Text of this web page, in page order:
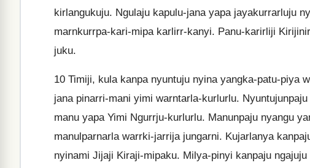
kirlangukuju. Ngulaju kapulu-jana yapa jayakurrarluju
marnkurrpa-kari-mipa karlirr-kanyi. Panu-karirliji
juku.
10 Timiji, kula kanpa nyuntuju nyina yangka-patu-piya
jana pinarri-mani yimi warntarla-kurlurlu.
manu yapa Yimi Ngurrju-kurlurlu. Manunpaju nyangu
manulparnarla warrki-jarrija jungarni. Kujarlanya
nyinami Jijaji Kiraji-mipaku. Milya-pinyi kanpaju